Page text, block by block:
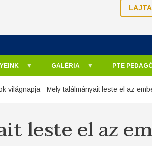
GALÉRIA PTE
világnapja - Mely találmányait leste el az
leste el az